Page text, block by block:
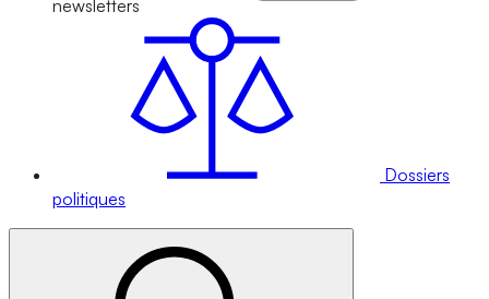
newsletters
Dossiers
politiques